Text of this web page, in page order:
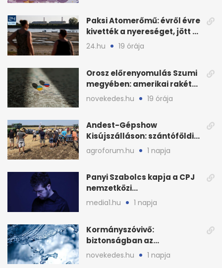
Paksi Atomerőmű: évről évre
kivették a nyereséget, jött a
baj
24.hu 19 órája
Orosz előrenyomulás Szumi
megyében: amerikai rakéták
is zsákmányként
novekedes.hu 19 órája
Andest-Gépshow
Kisújszálláson: szántóföldi
bemutató 2026. augusztus
12-én
agroforum.hu 1 napja
Panyi Szabolcs kapja a CPJ
nemzetközi
sajtószabadság-díját
media1.hu 1 napja
Kormányszóvivő:
biztonságban az
ivóvízkészlet, nincs
stratégiai vízhiány
novekedes.hu 1 napja